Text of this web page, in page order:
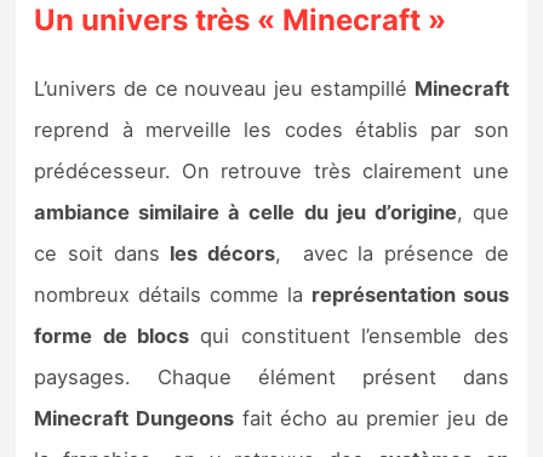
Un univers très « Minecraft »
L’univers de ce nouveau jeu estampillé Minecraft
reprend à merveille les codes établis par son
prédécesseur. On retrouve très clairement une
ambiance similaire à celle du jeu d’origine, que
ce soit dans les décors, avec la présence de
nombreux détails comme la représentation sous
forme de blocs qui constituent l’ensemble des
paysages. Chaque élément présent dans
Minecraft Dungeonsfait écho au premier jeu de